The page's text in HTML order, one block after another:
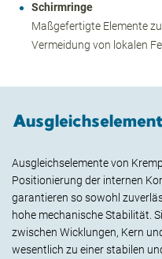
Schirmringe
Maßgefertigte Elemente
Vermeidung von lokalen
Ausgleichselemente von
Positionierung der internen
garantieren so sowohl
hohe mechanische Stabilität.
zwischen Wicklungen, Kern
wesentlich zu einer stabilen